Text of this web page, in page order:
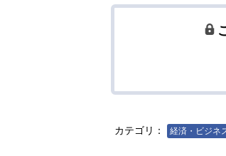
カテゴリ： 経済・ビジネ